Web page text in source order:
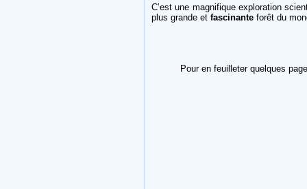
C’est une magnifique exploration
plus grande et fascinante forêt du
Pour en feuilleter quelques